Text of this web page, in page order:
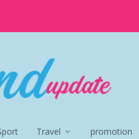
Travel promotion